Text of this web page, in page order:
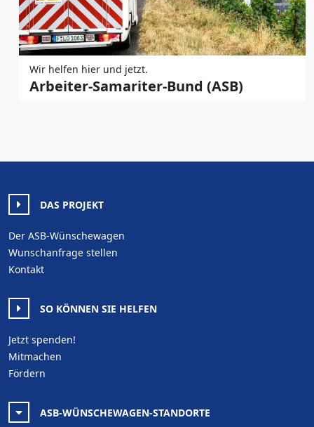
Wir helfen hier und jetzt.
Arbeiter-Samariter-Bund (ASB)
DAS PROJEKT
Der ASB-Wünschewagen
Wunschanfrage stellen
Kontakt
SO KÖNNEN SIE HELFEN
Jetzt spenden!
Mitmachen
Fördern
ASB-WÜNSCHEWAGEN-STANDORTE